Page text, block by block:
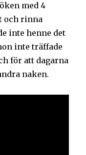
med 4
och rinna
inte henne det
inte träffade
för att dagarna
naken.